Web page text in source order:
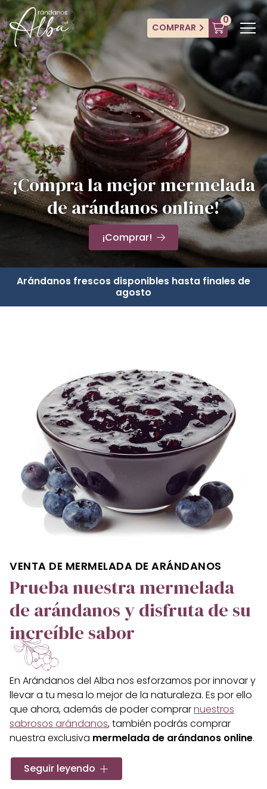
COMPRAR
0
¡Compra la mejor mermelada
de arándanos online!
¡Comprar!
Arándanos frescos disponibles hasta finales de
agosto
VENTA DE MERMELADA DE ARÁNDANOS
Prueba nuestra mermelada
de arándanos y disfruta de su
increíble sabor
En Arándanos del Alba nos esforzamos por innovar y
llevar a tu mesa lo mejor de la naturaleza. Es por ello
que ahora, además de poder comprarnuestros
sabrosos arándanos, también podrás comprar
nuestra exclusiva mermelada de arándanos online.
El sabor puro de los arándanos, con una
consistencia y dulzura sin precedentes
Seguir leyendo